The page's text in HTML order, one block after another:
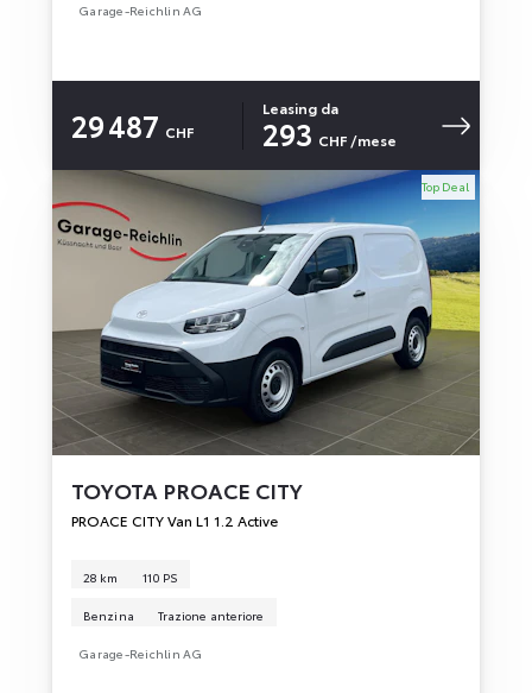
Garage-Reichlin AG
29 487 CHF
Leasing da
293 CHF /mese
Top Deal
TOYOTA PROACE CITY
PROACE CITY Van L1 1.2 Active
28 km 110 PS
Benzina Trazione anteriore
Garage-Reichlin AG